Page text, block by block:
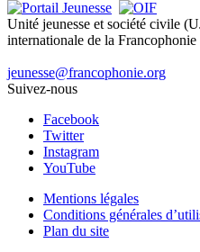
Unité jeunesse et société civile
internationale de la
jeunesse@francophonie.org
Suivez-nous
Facebook
Twitter
Instagram
YouTube
Mentions légales
Conditions générales
Plan du site